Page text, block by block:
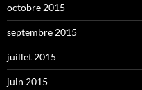
octobre 2015
septembre 2015
juillet 2015
juin 2015